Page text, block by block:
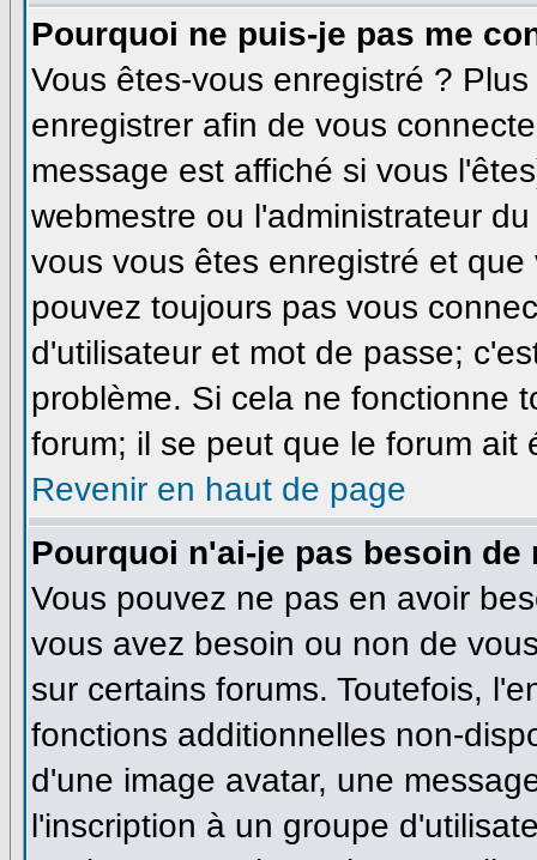
Pourquoi ne puis-je pas me
Vous êtes-vous enregistré ?
enregistrer afin de vous
message est affiché si vous
webmestre ou l'administrateur
vous vous êtes enregistré et
pouvez toujours pas vous
d'utilisateur et mot de passe;
problème. Si cela ne fonctionne
forum; il se peut que le forum ait
Revenir en haut de page
Pourquoi n'ai-je pas besoin de
Vous pouvez ne pas en avoir
vous avez besoin ou non de
sur certains forums. Toutefois,
fonctions additionnelles non-
d'une image avatar, une
l'inscription à un groupe